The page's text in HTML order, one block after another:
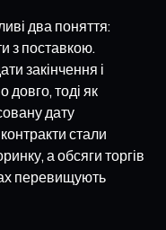
два поняття:
з поставкою.
закінчення і
тоді як
дату
стали
а обсяги торгів
перевищують